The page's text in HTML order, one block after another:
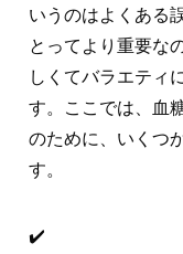
いうのはよくある
とってより重要な
しくてバラエティ
す。ここでは、血
のために、いくつ
す。